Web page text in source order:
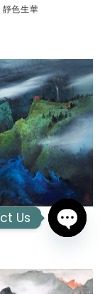
靜色生華
雲寺鐘聲
Us